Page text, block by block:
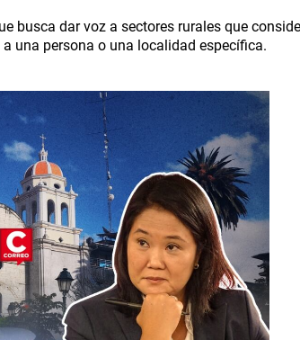
busca dar voz a sectores rurales que
una persona o una localidad específica.